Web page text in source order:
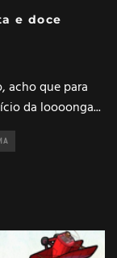
e doce
acho que para
da loooonga...